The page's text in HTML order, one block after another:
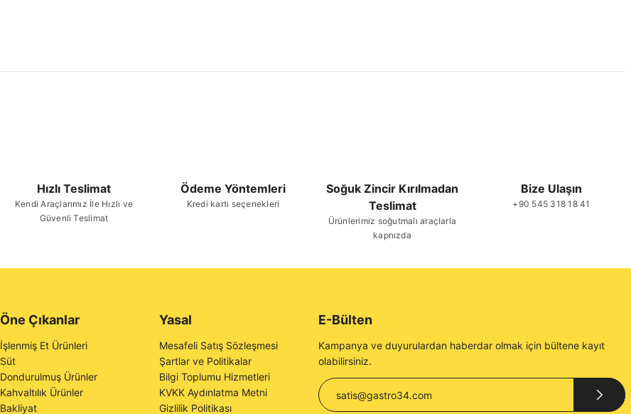
Hızlı Teslimat
Kendi Araçlarımız İle Hızlı ve
Güvenli Teslimat
Ödeme Yöntemleri
Kredi kartı seçenekleri
Soğuk Zincir Kırılmadan
Teslimat
Ürünlerimiz soğutmalı araçlarla
kapnızda
Bize Ulaşın
+90 545 318 18 41
Öne Çıkanlar
İşlenmiş Et Ürünleri
Süt
Dondurulmuş Ürünler
Kahvaltılık Ürünler
Bakliyat
Yasal
Mesafeli Satış Sözleşmesi
Şartlar ve Politikalar
Bilgi Toplumu Hizmetleri
KVKK Aydınlatma Metni
Gizlilik Politikası
E-Bülten
Kampanya ve duyurulardan haberdar olmak için bültene kayıt
olabilirsiniz.